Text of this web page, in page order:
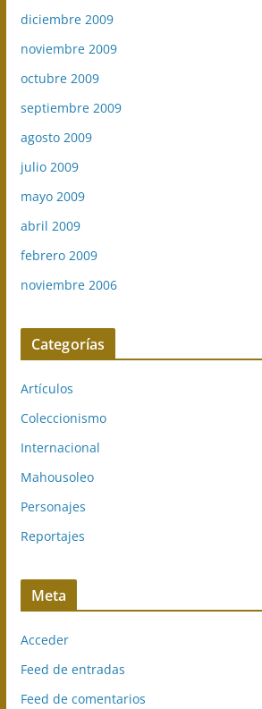
diciembre 2009
noviembre 2009
octubre 2009
septiembre 2009
agosto 2009
julio 2009
mayo 2009
abril 2009
febrero 2009
noviembre 2006
Categorías
Artículos
Coleccionismo
Internacional
Mahousoleo
Personajes
Reportajes
Meta
Acceder
Feed de entradas
Feed de comentarios